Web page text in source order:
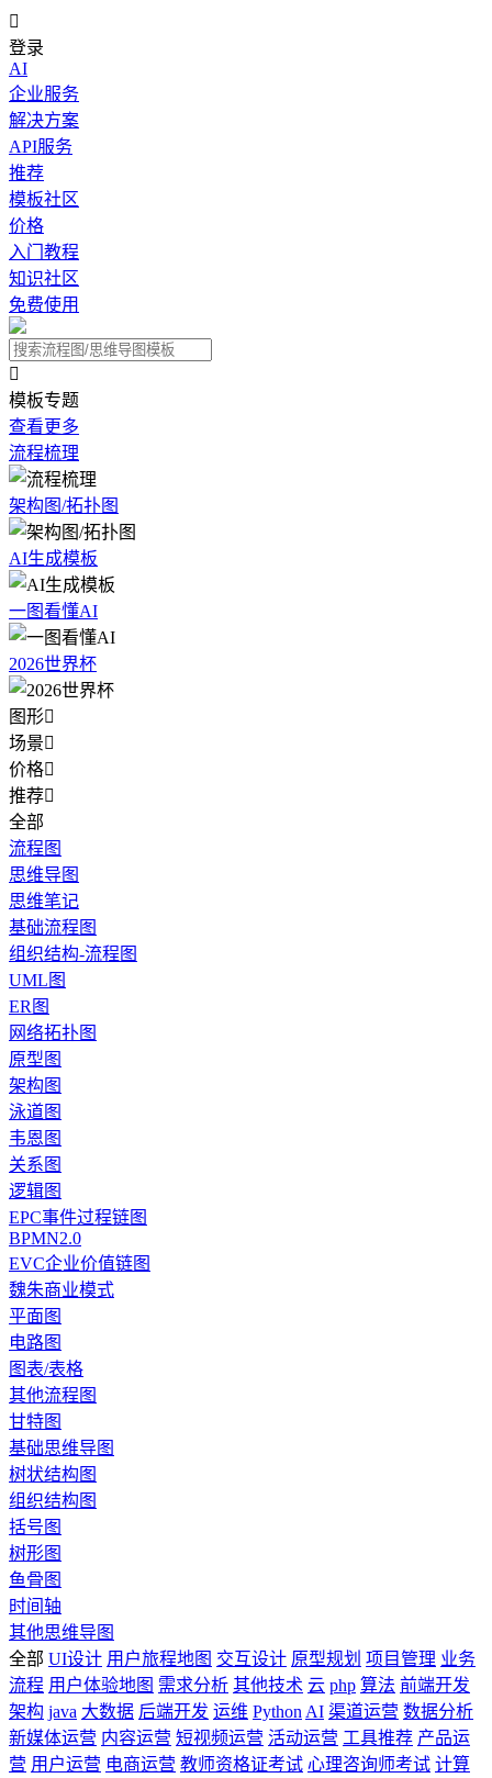

登录
AI
企业服务
解决方案
API服务
推荐
模板社区
价格
入门教程
知识社区
免费使用

模板专题
查看更多
流程梳理
架构图/拓扑图
AI生成模板
一图看懂AI
2026世界杯
图形
场景
价格
推荐
全部
流程图
思维导图
思维笔记
基础流程图
组织结构-流程图
UML图
ER图
网络拓扑图
原型图
架构图
泳道图
韦恩图
关系图
逻辑图
EPC事件过程链图
BPMN2.0
EVC企业价值链图
魏朱商业模式
平面图
电路图
图表/表格
其他流程图
甘特图
基础思维导图
树状结构图
组织结构图
括号图
树形图
鱼骨图
时间轴
其他思维导图
全部 UI设计 用户旅程地图 交互设计 原型规划 项目管理 业务
流程 用户体验地图 需求分析 其他技术 云 php 算法 前端开发
架构 java 大数据 后端开发 运维 Python AI 渠道运营 数据分析
新媒体运营 内容运营 短视频运营 活动运营 工具推荐 产品运
营 用户运营 电商运营 教师资格证考试 心理咨询师考试 计算